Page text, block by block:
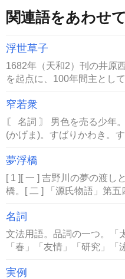
関連語をあわせ
浮世草子
1682年（天和2）刊の井原
を起点に、100年間主とし
窄若衆
〘 名詞 〙 男色を売る少年
(かげま)。すばりかわき。
夢浮橋
[ 1 ][ 一 ] 吉野川の夢の渡し
橋。[ 二 ] 「源氏物語」第五
名詞
文法用語。品詞の一つ。「
「春」「友情」「研究」
実例